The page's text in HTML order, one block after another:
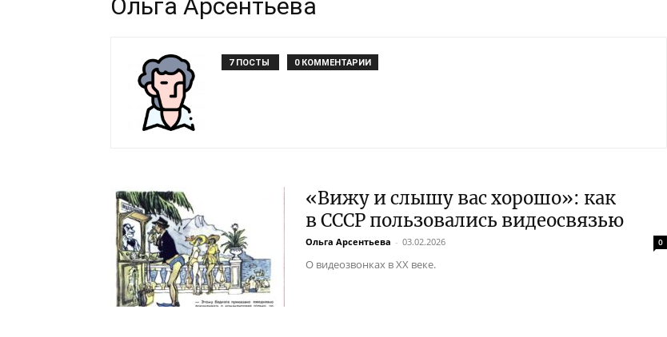
Ольга Арсентьева
7 ПОСТЫ 0 КОММЕНТАРИИ
«Вижу и слышу вас хорошо»: как
в СССР пользовались видеосвязью
Ольга Арсентьева - 03.02.2026 0
О видеозвонках в XX веке.